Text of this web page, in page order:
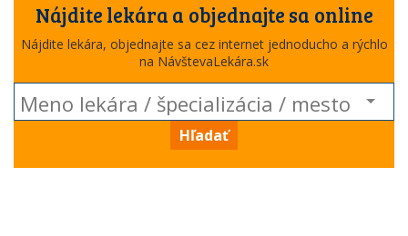
Nájdite lekára a objednajte sa online
Nájdite lekára, objednajte sa cez internet jednoducho a rýchlo
na NávštevaLekára.sk
Hľadať